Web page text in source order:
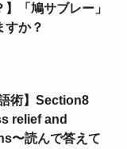
】「鳩サブレー」
すか？
術】Section8
relief and
〜読んで答えて